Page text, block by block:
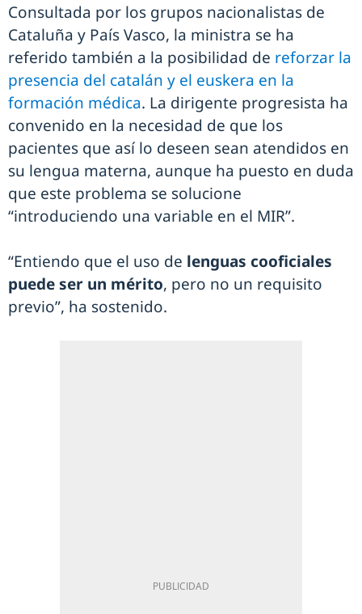
Consultada por los grupos nacionalistas de
Cataluña y País Vasco, la ministra se ha
referido también a la posibilidad de reforzar la
presencia del catalán y el euskera en la
formación médica. La dirigente progresista ha
convenido en la necesidad de que los
pacientes que así lo deseen sean atendidos en
su lengua materna, aunque ha puesto en duda
que este problema se solucione
“introduciendo una variable en el MIR”.
“Entiendo que el uso de lenguas cooficiales
puede ser un mérito, pero no un requisito
previo”, ha sostenido.